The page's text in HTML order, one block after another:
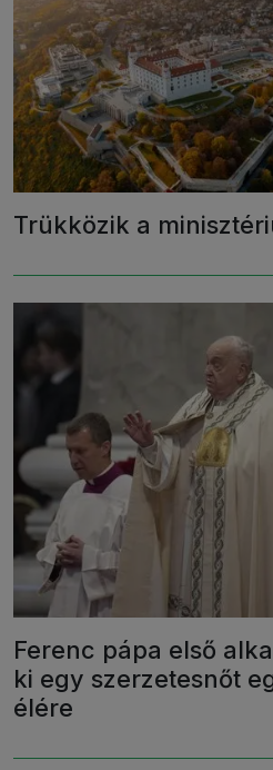
Trükközik a
Ferenc pápa első
ki egy szerzetesnőt
élére